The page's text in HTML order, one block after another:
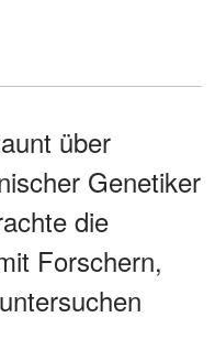
über
Genetiker
die
Forschern,